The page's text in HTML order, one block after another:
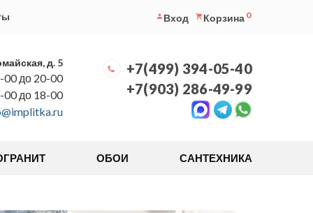
Вход Корзина 0
д. 5
до 20-00
00 до 18-00
+7(499) 394-05-40
+7(903) 286-49-99
ОБОИ САНТЕХНИКА